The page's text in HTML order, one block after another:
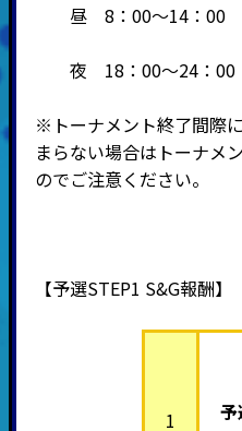
昼 8：00～14：00
夜 18：00～24：00
※トーナメント終了間際
まらない場合はトーナメ
のでご注意ください。
【予選STEP1 S&G報酬】
1